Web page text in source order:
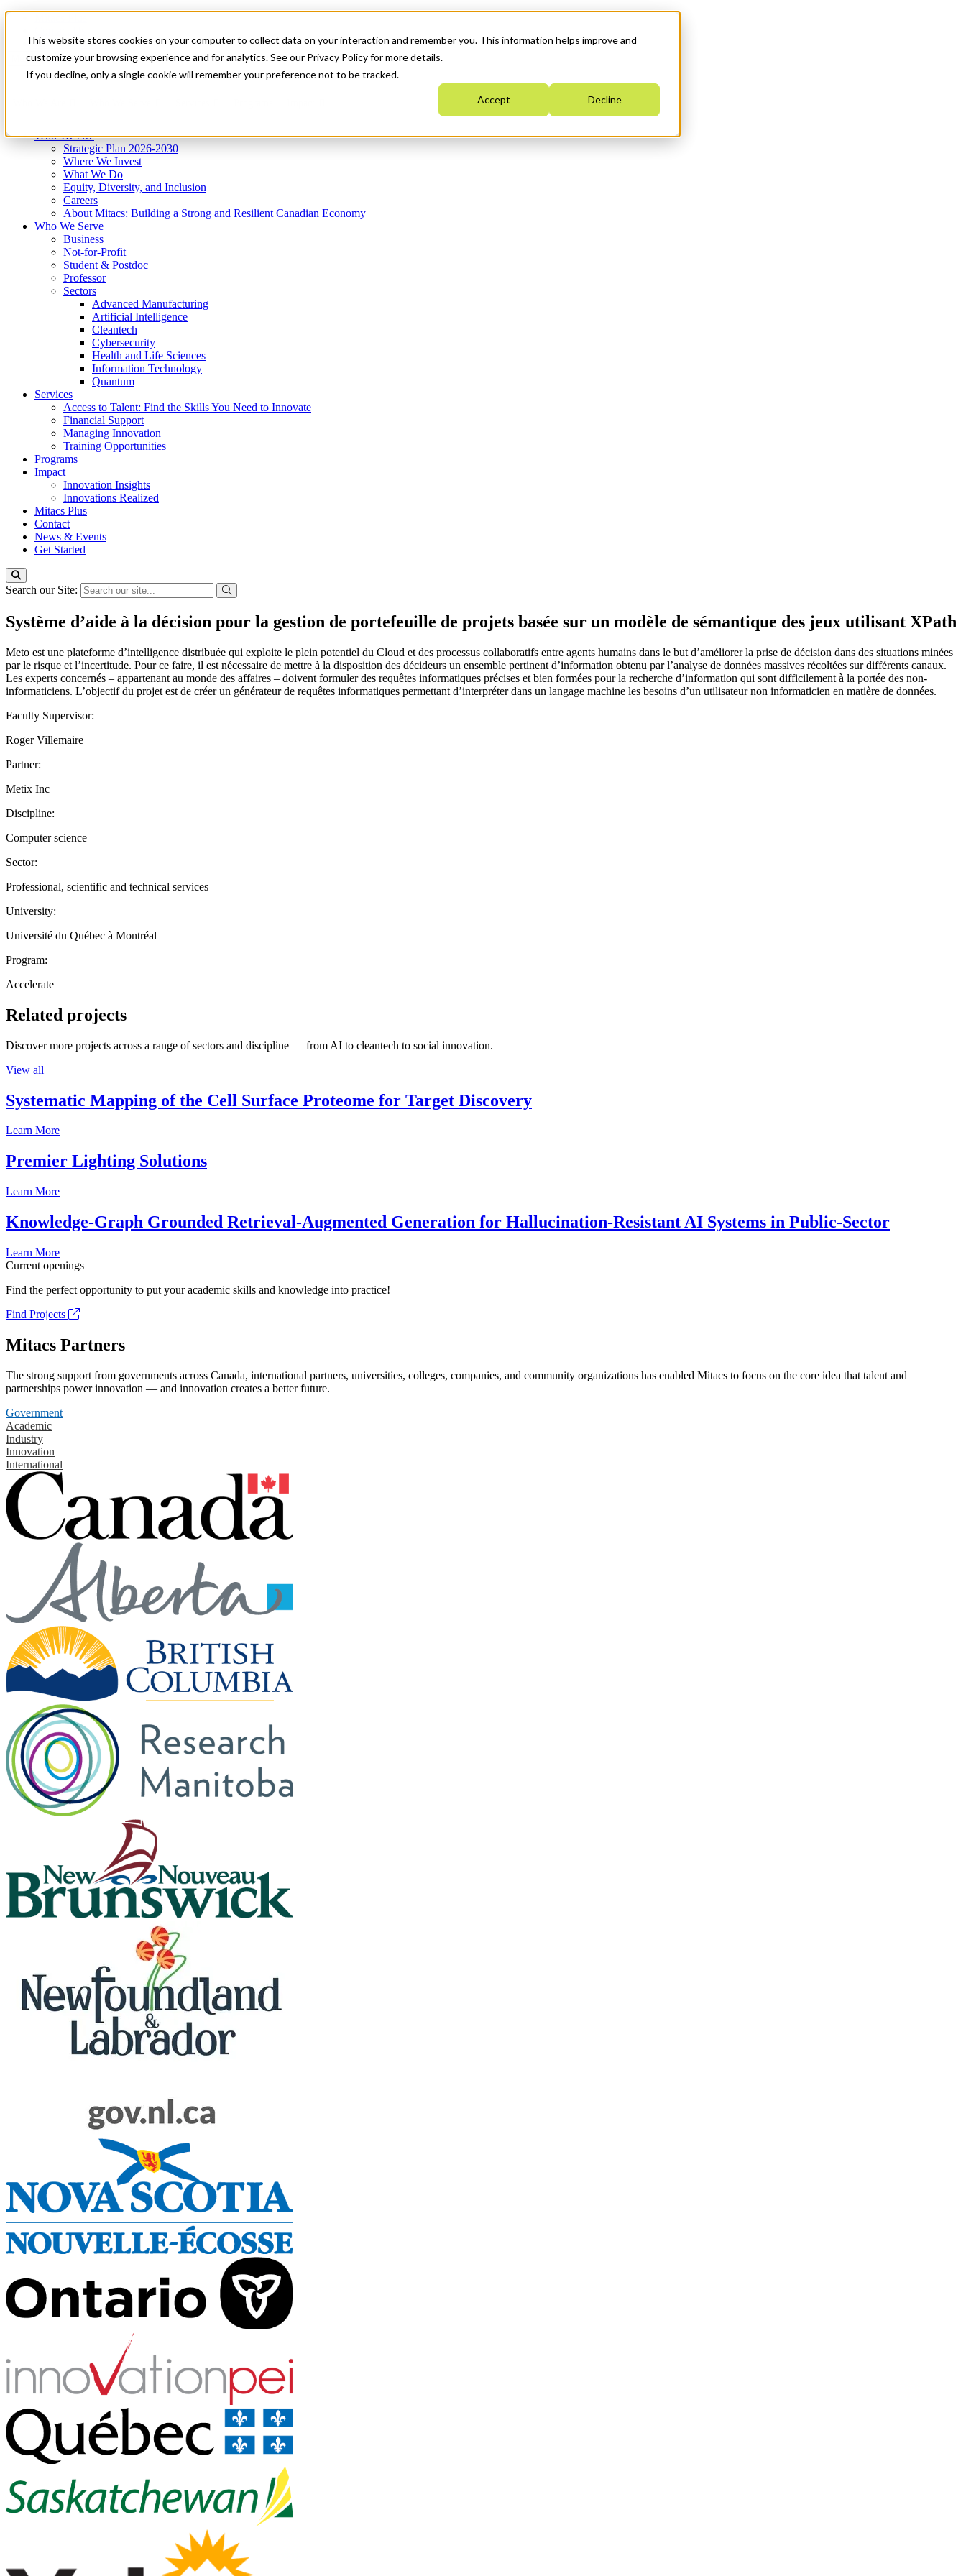
This website stores cookies on your computer to collect data on your interaction and remember you. This information helps improve and
customize your browsing experience and for analytics. See our Privacy Policy for more details.
If you decline, only a single cookie will remember your preference not to be tracked.
Accept Decline
News & Events
Get Started
Menu
Who We Are
Strategic Plan 2026-2030
Where We Invest
What We Do
Equity, Diversity, and Inclusion
Careers
About Mitacs: Building a Strong and Resilient Canadian Economy
Who We Serve
Business
Not-for-Profit
Student & Postdoc
Professor
Sectors
Advanced Manufacturing
Artificial Intelligence
Cleantech
Cybersecurity
Health and Life Sciences
Information Technology
Quantum
Services
Access to Talent: Find the Skills You Need to Innovate
Financial Support
Managing Innovation
Training Opportunities
Programs
Impact
Innovation Insights
Innovations Realized
Mitacs Plus
Contact
News & Events
Get Started
Search our Site:
Système d’aide à la décision pour la gestion de portefeuille de projets basée sur un modèle de sémantique des jeux utilisant XPath
Meto est une plateforme d’intelligence distribuée qui exploite le plein potentiel du Cloud et des processus collaboratifs entre agents humains dans le but d’améliorer la prise de décision dans des situations minées
par le risque et l’incertitude. Pour ce faire, il est nécessaire de mettre à la disposition des décideurs un ensemble pertinent d’information obtenu par l’analyse de données massives récoltées sur différents canaux.
Les experts concernés – appartenant au monde des affaires – doivent formuler des requêtes informatiques précises et bien formées pour la recherche d’information qui sont difficilement à la portée des non-
informaticiens. L’objectif du projet est de créer un générateur de requêtes informatiques permettant d’interpréter dans un langage machine les besoins d’un utilisateur non informaticien en matière de données.
Faculty Supervisor:
Roger Villemaire
Partner:
Metix Inc
Discipline:
Computer science
Sector:
Professional, scientific and technical services
University:
Université du Québec à Montréal
Program:
Accelerate
Related projects
Discover more projects across a range of sectors and discipline — from AI to cleantech to social innovation.
View all
Systematic Mapping of the Cell Surface Proteome for Target Discovery
Learn More
Premier Lighting Solutions
Learn More
Knowledge-Graph Grounded Retrieval-Augmented Generation for Hallucination-Resistant AI Systems in Public-Sector
Learn More
Current openings
Find the perfect opportunity to put your academic skills and knowledge into practice!
Find Projects
Mitacs Partners
The strong support from governments across Canada, international partners, universities, colleges, companies, and community organizations has enabled Mitacs to focus on the core idea that talent and
partnerships power innovation — and innovation creates a better future.
Government
Academic
Industry
Innovation
International